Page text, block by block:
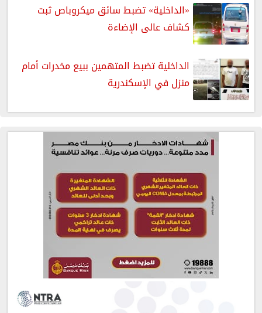
«الداخلية» تضبط سائق ميكروباص ثبت
كشاف عالى الإضاءة
الداخلية تضبط المتهمين ببيع مخدرات أمام
منزل في الإسكندرية